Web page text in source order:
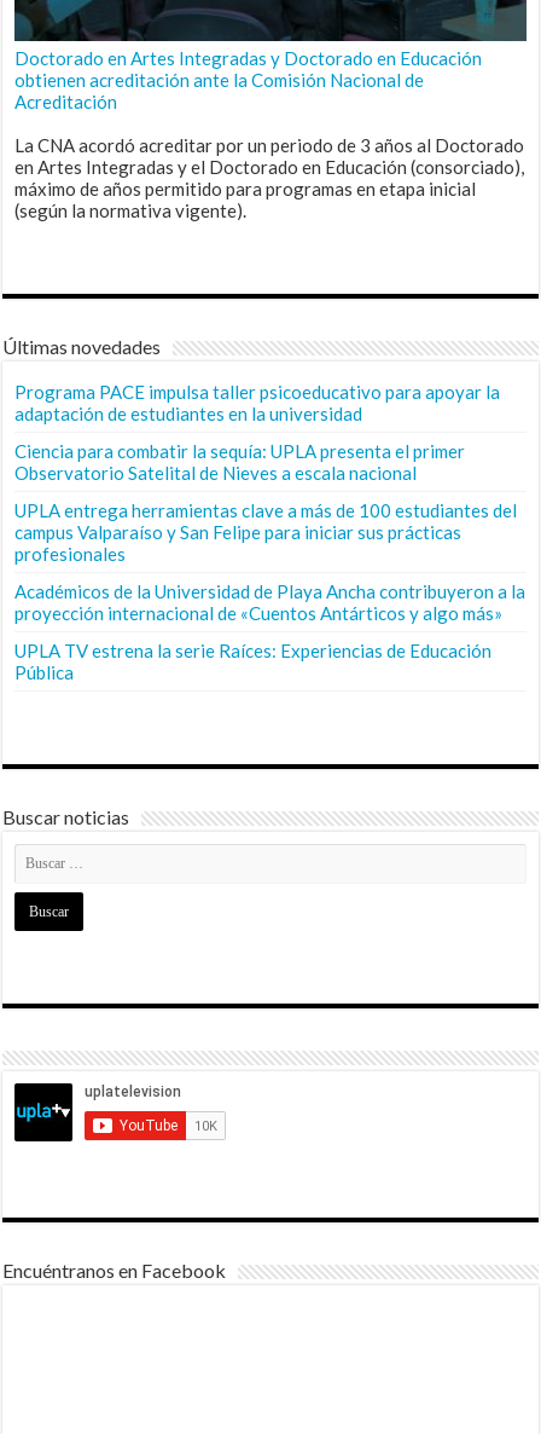
Doctorado en Artes Integradas y Doctorado en Educación
obtienen acreditación ante la Comisión Nacional de
Acreditación
La CNA acordó acreditar por un periodo de 3 años al Doctorado
en Artes Integradas y el Doctorado en Educación (consorciado),
máximo de años permitido para programas en etapa inicial
(según la normativa vigente).
Últimas novedades
Programa PACE impulsa taller psicoeducativo para apoyar la
adaptación de estudiantes en la universidad
Ciencia para combatir la sequía: UPLA presenta el primer
Observatorio Satelital de Nieves a escala nacional
UPLA entrega herramientas clave a más de 100 estudiantes del
campus Valparaíso y San Felipe para iniciar sus prácticas
profesionales
Académicos de la Universidad de Playa Ancha contribuyeron a la
proyección internacional de «Cuentos Antárticos y algo más»
UPLA TV estrena la serie Raíces: Experiencias de Educación
Pública
Buscar noticias
Encuéntranos en Facebook